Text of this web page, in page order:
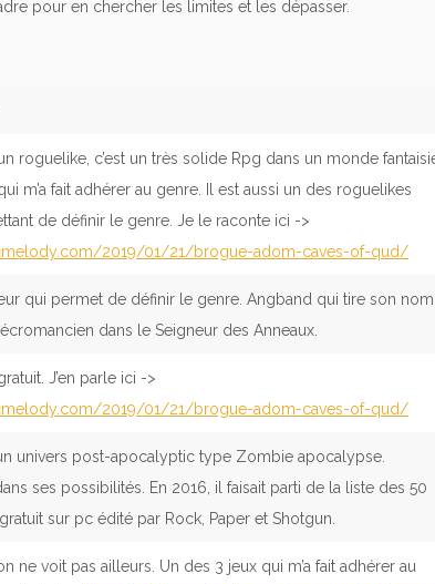
pour en chercher les limites et les dépasser.
roguelike, c’est un très solide Rpg dans un monde
m’a fait adhérer au genre. Il est aussi un des roguelikes
de définir le genre. Je le raconte ici ->
2019/01/21/brogue-adom-caves-of-qud/
qui permet de définir le genre. Angband qui tire son nom
dans le Seigneur des Anneaux.
J’en parle ici ->
2019/01/21/brogue-adom-caves-of-qud/
univers post-apocalyptic type Zombie apocalypse.
ses possibilités. En 2016, il faisait parti de la liste des 50
sur pc édité par Rock, Paper et Shotgun.
ne voit pas ailleurs. Un des 3 jeux qui m’a fait adhérer au